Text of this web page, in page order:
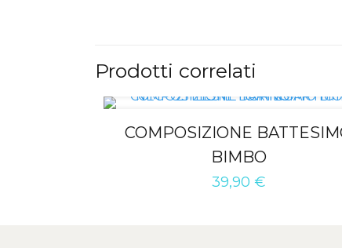
Prodotti correlati
COMPOSIZIONE
BIMBO
39,90 €